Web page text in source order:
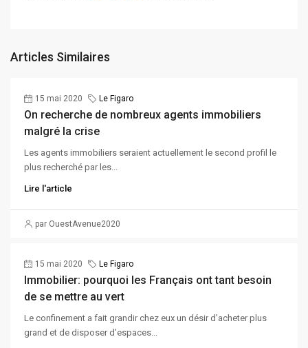
Articles Similaires
15 mai 2020 Le Figaro
On recherche de nombreux agents immobiliers
malgré la crise
Les agents immobiliers seraient actuellement le second profil le
plus recherché par les...
Lire l'article
par OuestAvenue2020
15 mai 2020 Le Figaro
Immobilier: pourquoi les Français ont tant besoin
de se mettre au vert
Le confinement a fait grandir chez eux un désir d’acheter plus
grand et de disposer d’espaces...